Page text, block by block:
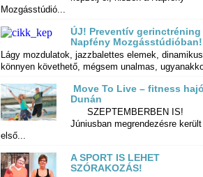
Mozgásstúdió...
ÚJ! Preventív gerinctréning
Napfény Mozgásstúdióban!
Lágy mozdulatok, jazzbalettes elemek,
könnyen követhető, mégsem unalmas,
Move To Live – fitness
Dunán
SZEPTEMBERBEN IS!
Júniusban megrendezésre került az
első...
A SPORT IS LEHET
SZÓRAKOZÁS!